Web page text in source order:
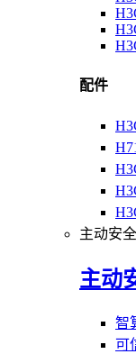
配件
主动安全
主动
智
可